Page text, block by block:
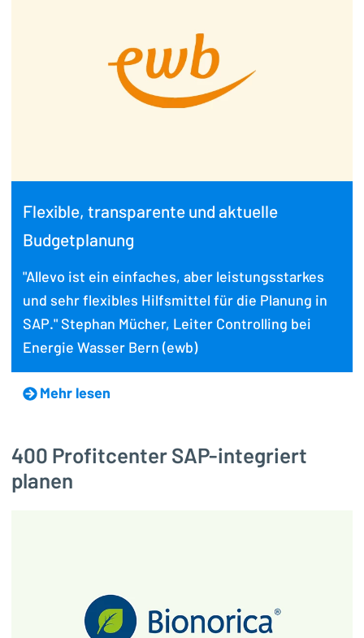
Flexible, transparente und aktuelle
Budgetplanung
"Allevo ist ein einfaches, aber leistungsstarkes
und sehr flexibles Hilfsmittel für die Planung in
SAP." Stephan Mücher, Leiter Controlling bei
Energie Wasser Bern (ewb)
Mehr lesen
400 Profitcenter SAP-integriert
planen